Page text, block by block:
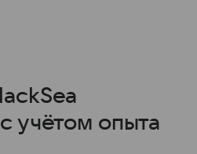
учётом опыта